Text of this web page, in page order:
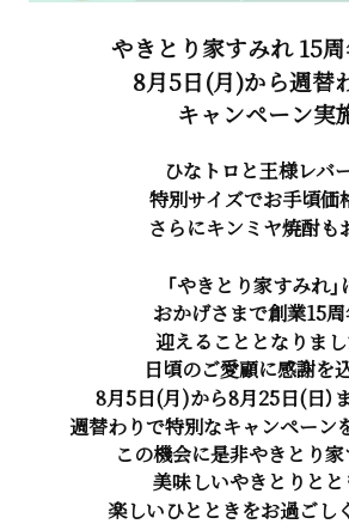
やきとり家すみれ 15周
8月5日(月)から週替
キャンペーン実
ひなトロと王様レバ
特別サイズでお手頃価
さらにキンミヤ焼酎も
「やきとり家すみれ」
おかげさまで創業15
迎えることとなりまし
日頃のご愛顧に感謝を
8月5日(月)から8月25日(日）
週替わりで特別なキャンペーン
この機会に是非やきとり
美味しいやきとりとと
楽しいひとときをお過ごし